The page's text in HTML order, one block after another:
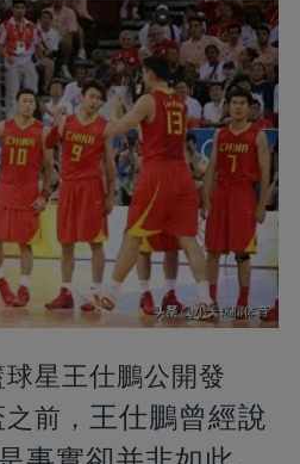
星王仕鵬公開發
前， 王仕鵬曾經說